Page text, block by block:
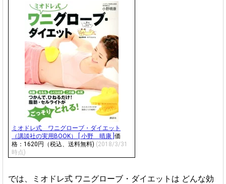
ミオドレ式 ワニグローブ・ダイエット
（講談社の実用BOOK） [ 小野 晴康 ] 価
格：1620円（税込、送料無料) (2018/3/31
時点)
では、ミオドレ式 ワニグローブ・ダイエットは どんな効